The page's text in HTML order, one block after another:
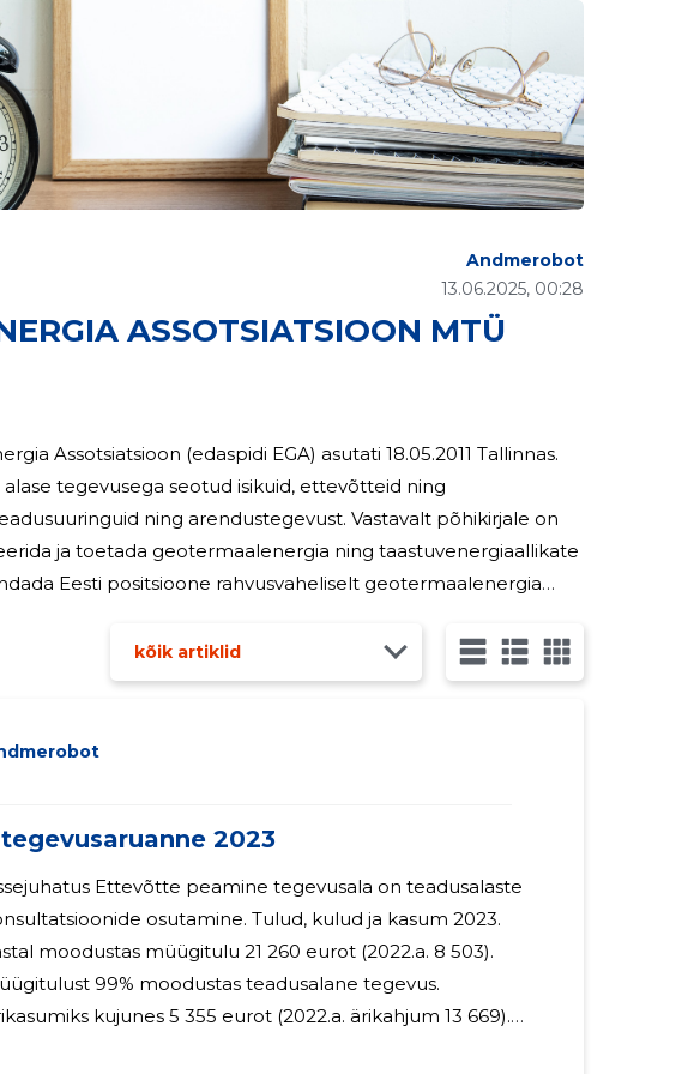
ASSOTSIATSIOON MTÜ
13.06.2025, 00:28
Andmerobot
(edaspidi EGA) asutati 18.05.2011 Tallinnas.
tegevusega seotud isikuid, ettevõtteid ning
ning arendustegevust. Vastavalt põhikirjale on
ja toetada geotermaalenergia ning taastuvenergiaallikate
Eesti positsioone rahvusvaheliselt geotermaalenergia
kõik artiklid
tegevusaruanne 2023
Ettevõtte peamine tegevusala on teadusalaste
osutamine. Tulud, kulud ja kasum 2023.
moodustas müügitulu 21 260 eurot (2022.a. 8 503).
99% moodustas teadusalane tegevus.
kujunes 5 355 eurot (2022.a. ärikahjum 13 669).